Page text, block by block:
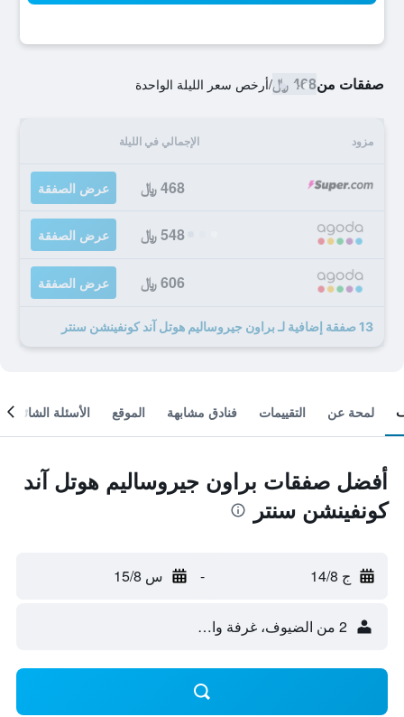
صفقات من468 ﷼ /أرخص سعر الليلة الواحدة
مزود الإجمالي في الليلة
468 ﷼ عرض الصفقة
548 ﷼ عرض الصفقة
606 ﷼ عرض الصفقة
13 صفقة إضافية لـ براون جيروساليم هوتل آند كونفينشن سنتر
لمحة عن التقييمات فنادق مشابهة الموقع الأسئلة الشائعة
أفضل صفقات براون جيروساليم هوتل آند
كونفينشن سنتر
ج 14/8 - س 15/8
2 من الضيوف، غرفة واحدة